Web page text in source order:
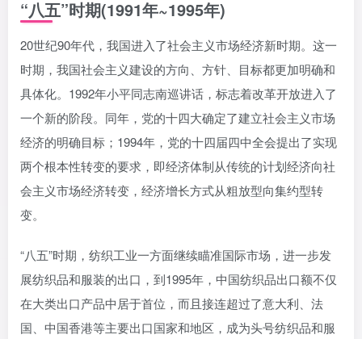
“八五”时期(1991年~1995年)
20世纪90年代，我国进入了社会主义市场经济新时期。这一
时期，我国社会主义建设的方向、方针、目标都更加明确和
具体化。1992年小平同志南巡讲话，标志着改革开放进入了
一个新的阶段。同年，党的十四大确定了建立社会主义市场
经济的明确目标；1994年，党的十四届四中全会提出了实现
两个根本性转变的要求，即经济体制从传统的计划经济向社
会主义市场经济转变，经济增长方式从粗放型向集约型转
变。
“八五”时期，纺织工业一方面继续瞄准国际市场，进一步发
展纺织品和服装的出口，到1995年，中国纺织品出口额不仅
在大类出口产品中居于首位，而且接连超过了意大利、法
国、中国香港等主要出口国家和地区，成为头号纺织品和服